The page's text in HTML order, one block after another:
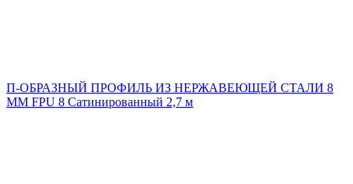
П-ОБРАЗНЫЙ ПРОФИЛЬ ИЗ НЕРЖАВЕЮЩЕЙ СТАЛИ 8
ММ FPU 8 Сатинированный 2,7 м